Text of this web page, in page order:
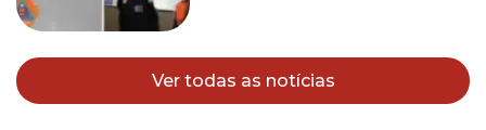
Ver todas as notícias